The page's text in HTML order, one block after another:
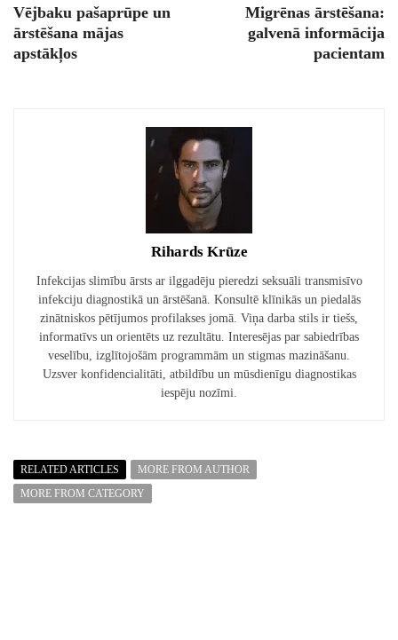
Vējbaku pašaprūpe un
ārstēšana mājas
apstākļos
Migrēnas ārstēšana:
galvenā informācija
pacientam
Rihards Krūze
Infekcijas slimību ārsts ar ilggadēju pieredzi seksuāli transmisīvo
infekciju diagnostikā un ārstēšanā. Konsultē klīnikās un piedalās
zinātniskos pētījumos profilakses jomā. Viņa darba stils ir tiešs,
informatīvs un orientēts uz rezultātu. Interesējas par sabiedrības
veselību, izglītojošām programmām un stigmas mazināšanu.
Uzsver konfidencialitāti, atbildību un mūsdienīgu diagnostikas
iespēju nozīmi.
RELATED ARTICLES
MORE FROM AUTHOR
MORE FROM CATEGORY